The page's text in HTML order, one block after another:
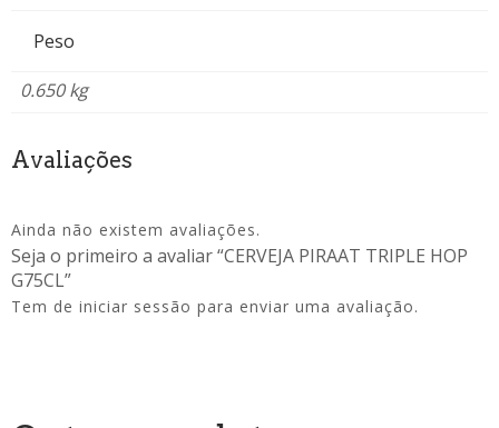
Peso
0.650 kg
Avaliações
Ainda não existem avaliações.
Seja o primeiro a avaliar “CERVEJA PIRAAT TRIPLE HOP
G75CL”
Tem de iniciar sessão para enviar uma avaliação.